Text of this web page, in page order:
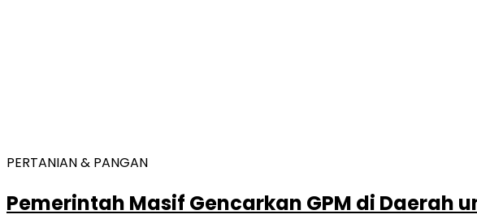
PERTANIAN & PANGAN
Pemerintah Masif Gencarkan GPM di Daerah